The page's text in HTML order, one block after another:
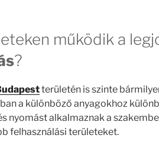
működik a
?
területén is szinte
a különböző anyagokhoz
nyomást alkalmaznak a
felhasználási területeket.